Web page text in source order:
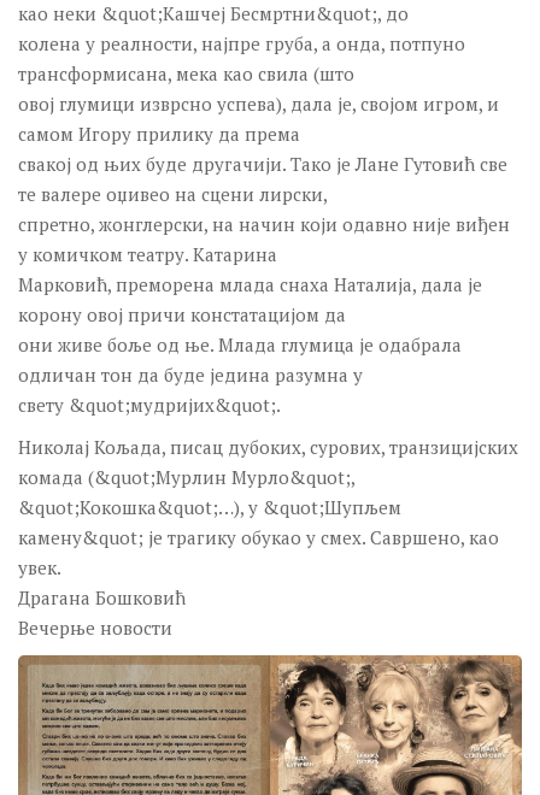
као неки &quot;Кашчеј Бесмртни&quot;, до
колена у реалности, најпре груба, а онда, потпуно
трансформисана, мека као свила (што
овој глумици изврсно успева), дала је, својом игром, и
самом Игору прилику да према
свакој од њих буде другачији. Тако је Лане Гутовић све
те валере оџивео на сцени лирски,
спретно, жонглерски, на начин који одавно није виђен
у комичком театру. Катарина
Марковић, преморена млада снаха Наталија, дала је
корону овој причи констатацијом да
они живе боље од ње. Млада глумица је одабрала
одличан тон да буде једина разумна у
свету &quot;мудријих&quot;.
Николај Кољада, писац дубоких, сурових, транзицијских
комада (&quot;Мурлин Мурло&quot;,
&quot;Кокошка&quot;…), у &quot;Шупљем
камену&quot; је трагику обукао у смех. Савршено, као
увек.
Драгана Бошковић
Вечерње новости